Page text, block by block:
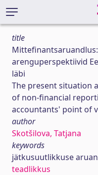
title
arenguperspektiivid
läbi
The present situation
of non-financial
accountants' point of
author
Skotšilova, Tatjana
keywords
jätkusuutlikkuse
teadlikkus